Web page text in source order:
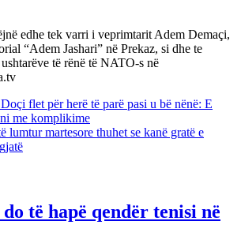
edhe tek varri i veprimtarit Adem Demaçi,
“Adem Jashari” në Prekaz, si dhe te
të rënë të NATO-s në
flet për herë të parë pasi u bë nënë: E
me komplikime
lumtur martesore thuhet se kanë gratë e
të hapë qendër tenisi në